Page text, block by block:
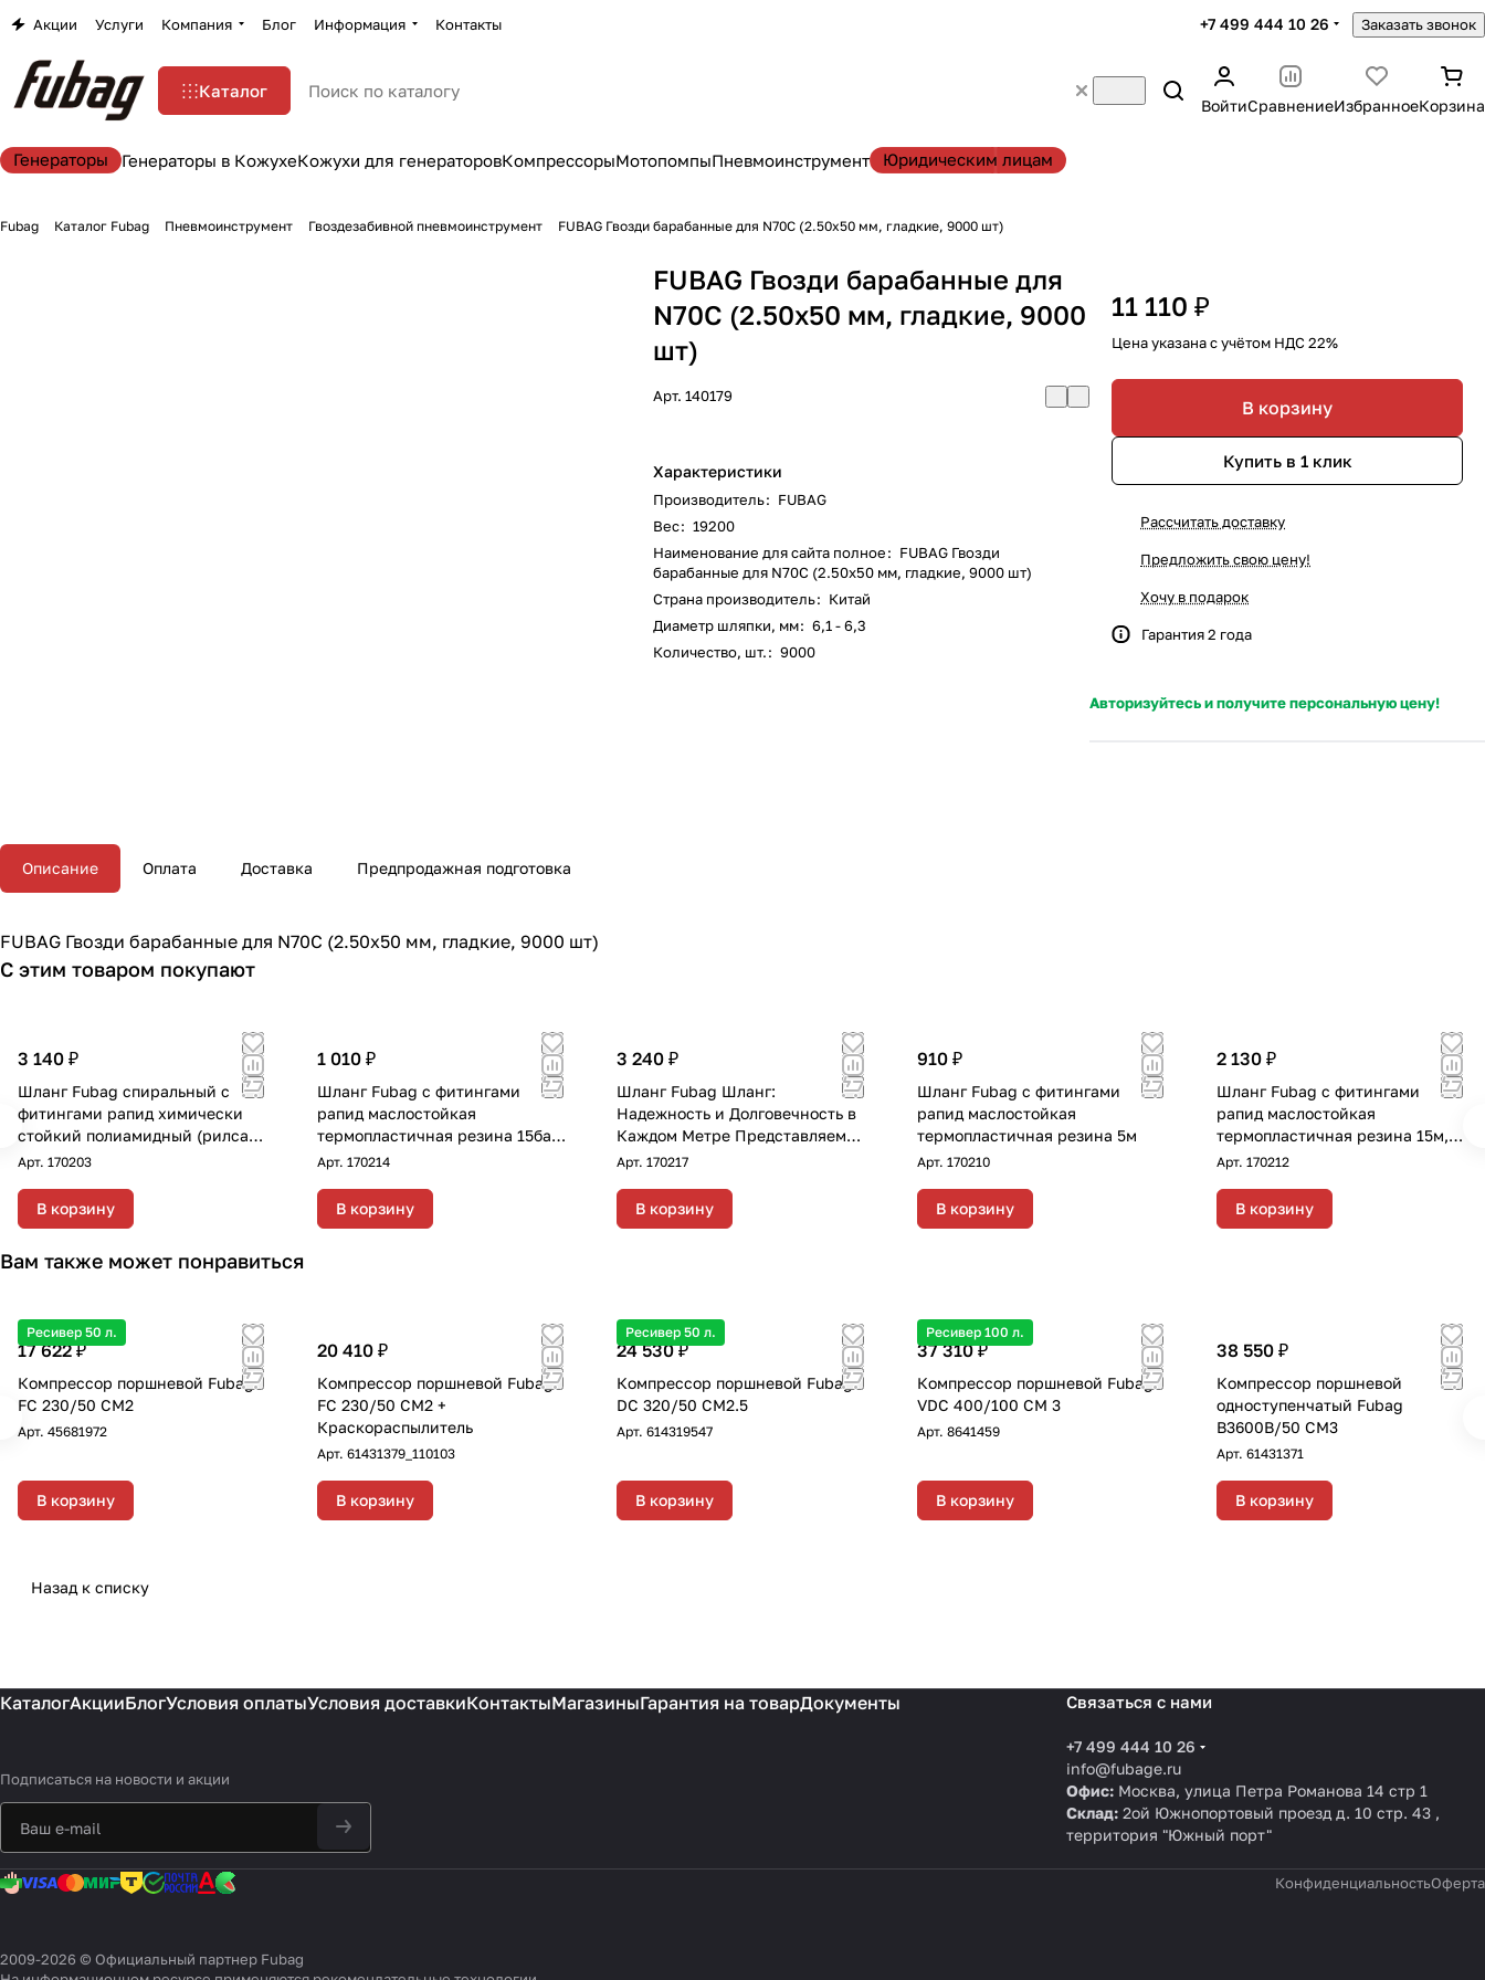
Акции Услуги Компания Блог Информация Контакты +7 499 444 10 26 Заказать звонок
Каталог
ВойтиСравнениеИзбранноеКорзина
Генераторы Генераторы в КожухеКожухи для генераторовКомпрессорыМотопомпыПневмоинструмент Юридическим лицам
Fubag Каталог Fubag Пневмоинструмент Гвоздезабивной пневмоинструмент FUBAG Гвозди барабанные для N70C (2.50x50 мм, гладкие, 9000 шт)
FUBAG Гвозди барабанные для
N70C (2.50x50 мм, гладкие, 9000
шт)
Арт.140179
Характеристики
Производитель: FUBAG
Вес: 19200
Наименование для сайта полное: FUBAG Гвозди
барабанные для N70C (2.50x50 мм, гладкие, 9000 шт)
Страна производитель: Китай
Диаметр шляпки, мм: 6,1 - 6,3
Количество, шт.: 9000
11 110 ₽
Цена указана с учётом НДС 22%
В корзину
Купить в 1 клик
Рассчитать доставку
Предложить свою цену!
Хочу в подарок
Гарантия 2 года
Авторизуйтесь и получите персональную цену!
Описание Оплата Доставка Предпродажная подготовка
FUBAG Гвозди барабанные для N70C (2.50x50 мм, гладкие, 9000 шт)
С этим товаром покупают
3 140 ₽
Шланг Fubag спиральный с
фитингами рапид химически
стойкий полиамидный (рилсан)
Арт. 170203
В корзину
1 010 ₽
Шланг Fubag с фитингами
рапид маслостойкая
термопластичная резина 15бар
8x13мм 5м
Арт.170214
В корзину
3 240 ₽
Шланг Fubag Шланг:
Надежность и Долговечность в
Каждом Метре Представляем
маслостойкий
с фитингами рапид – ваш
верный помощник в работе, где
Арт.170217
В корзину
910 ₽
Шланг Fubag с фитингами
рапид маслостойкая
термопластичная резина 5м
Арт. 170210
В корзину
2 130 ₽
Шланг Fubag с фитингами
рапид маслостойкая
термопластичная резина 15м,
диаметр 6х11 мм
Арт. 170212
В корзину
Вам также может понравиться
Ресивер 50 л.
17 622 ₽
Компрессор поршневой Fubag
FC 230/50 CM2
Арт. 45681972
В корзину
20 410 ₽
Компрессор поршневой Fubag
FС 230/50 CM2 +
Краскораспылитель
Арт.61431379_110103
В корзину
Ресивер 50 л.
24 530 ₽
Компрессор поршневой Fubag
DC 320/50 CM2.5
Арт.614319547
В корзину
Ресивер 100 л.
37 310 ₽
Компрессор поршневой Fubag
VDC 400/100 CM 3
Арт. 8641459
В корзину
38 550 ₽
Компрессор поршневой
одноступенчатый Fubag
B3600B/50 CM3
Арт. 61431371
В корзину
Назад к списку
КаталогАкцииБлогУсловия оплатыУсловия доставкиКонтактыМагазиныГарантия на товарДокументы
Подписаться на новости и акции
Связаться с нами
+7 499 444 10 26
info@fubage.ru
Офис:Москва, улица Петра Романова 14 стр 1
Склад:2ой Южнопортовый проезд д. 10 стр. 43 ,
территория "Южный порт"
КонфиденциальностьОферта
2009-2026 © Официальный партнер Fubag